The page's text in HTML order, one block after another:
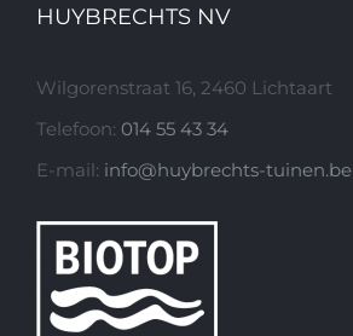
HUYBRECHTS NV
Wilgorenstraat 16, 2460 Lichtaart
Telefoon: 014 55 43 34
E-mail: info@huybrechts-tuinen.be